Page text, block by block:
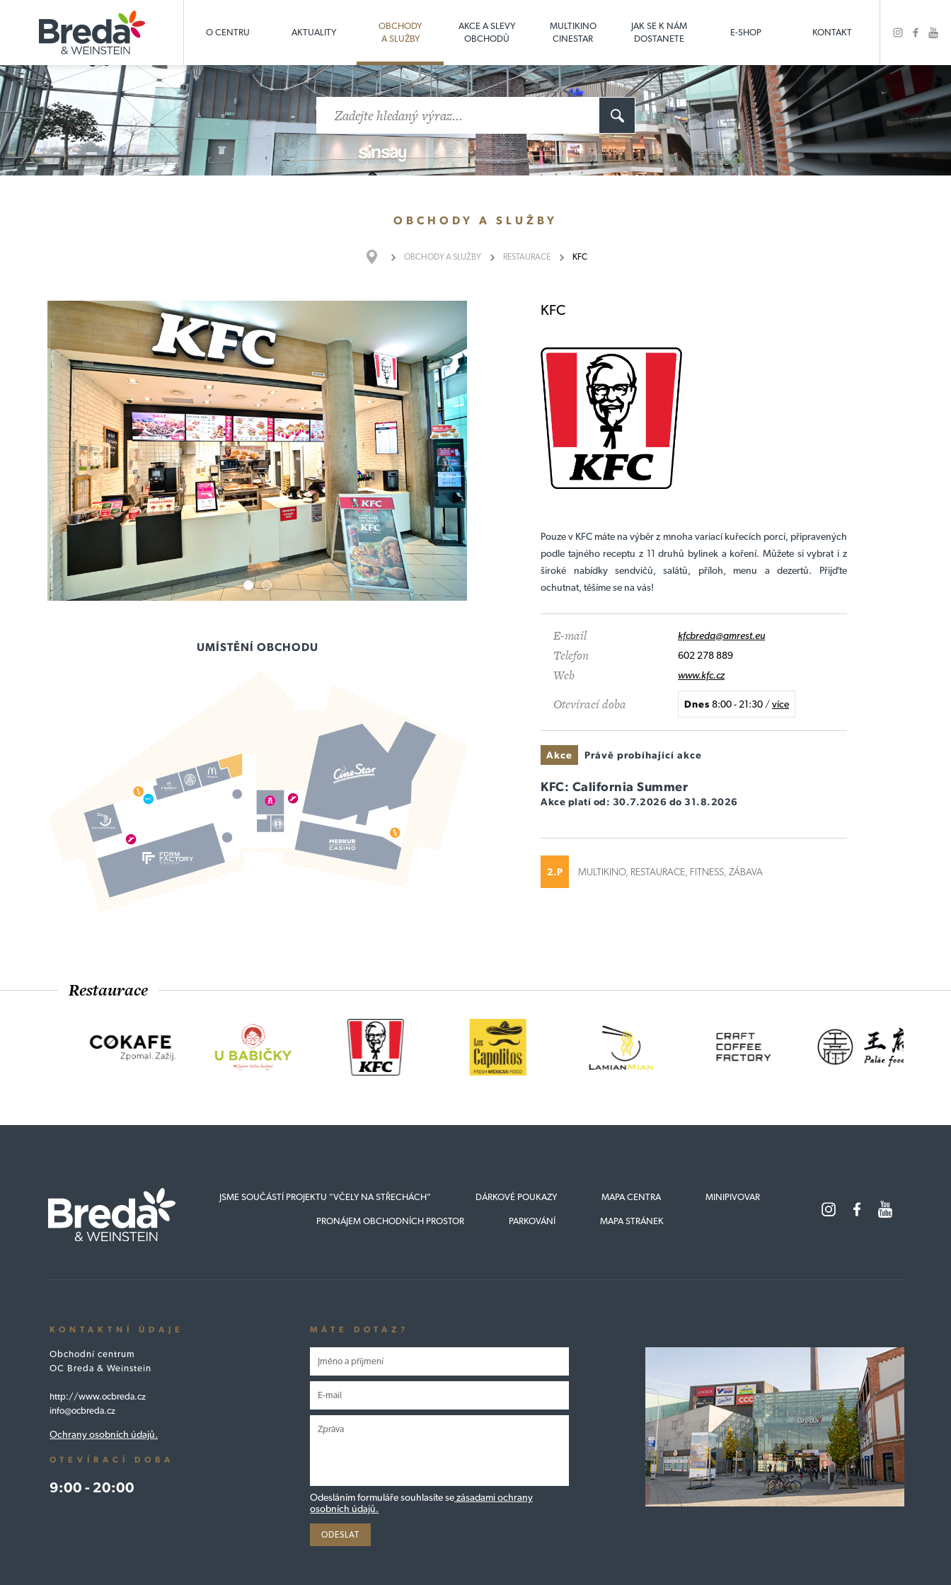
O CENTRU AKTUALITY
OBCHODY
A SLUŽBY
AKCE A SLEVY
OBCHODŮ
MULTIKINO
CINESTAR
JAK SE K NÁM
DOSTANETE
E-SHOP KONTAKT
OBCHODY A SLUŽBY
OBCHODYA SLUŽBY RESTAURACE KFC
UMÍSTĚNÍ OBCHODU
KFC
Pouze v KFC máte na výběr z mnoha variací kuřecích porcí, připravených
podle tajného receptu z 11 druhů bylinek a koření. Můžete si vybrat i z
široké nabídky sendvičů, salátů, příloh, menu a dezertů. Přijďte
ochutnat, těšíme se na vás!
E-mail kfcbreda@amrest.eu
Telefon 602 278 889
Web www.kfc.cz
Otevírací doba Dnes 8:00 - 21:30 /více
Akce Právě probíhající akce
KFC: California Summer
Akce platí od: 30.7.2026 do 31.8.2026
2.P MULTIKINO, RESTAURACE, FITNESS, ZÁBAVA
Restaurace
JSME SOUČÁSTÍ PROJEKTU "VČELY NA STŘECHÁCH" DÁRKOVÉ POUKAZY MAPA CENTRA MINIPIVOVAR
PRONÁJEM OBCHODNÍCH PROSTOR PARKOVÁNÍ MAPA STRÁNEK
KONTAKTNÍ ÚDAJE
Obchodní centrum
OC Breda & Weinstein
http://www.ocbreda.cz
info@ocbreda.cz
Ochrany osobních údajů.
OTEVÍRACÍ DOBA
9:00 - 20:00
MÁTE DOTAZ?
Odesláním formuláře souhlasíte sezásadami ochrany
osobních údajů.